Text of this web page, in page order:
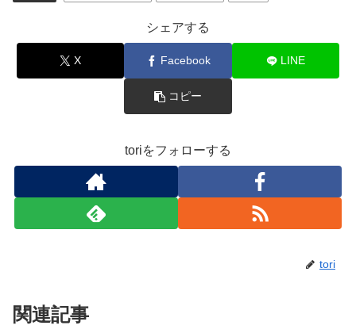
シェアする
X Facebook LINE
コピー
toriをフォローする
tori
関連記事